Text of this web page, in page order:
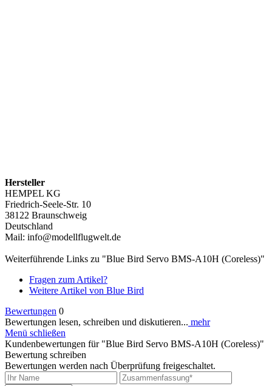
Hersteller
HEMPEL KG
Friedrich-Seele-Str. 10
38122 Braunschweig
Deutschland
Mail: info@modellflugwelt.de
Weiterführende Links zu "Blue Bird Servo BMS-A10H (Coreless)"
Fragen zum Artikel?
Weitere Artikel von Blue Bird
Bewertungen 0
Bewertungen lesen, schreiben und diskutieren... mehr
Menü schließen
Kundenbewertungen für "Blue Bird Servo BMS-A10H (Coreless)"
Bewertung schreiben
Bewertungen werden nach Überprüfung freigeschaltet.